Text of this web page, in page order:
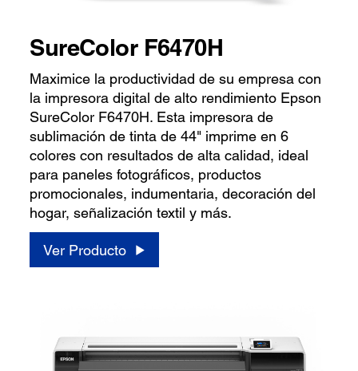
SureColor F6470H
Maximice la productividad de su empresa con
la impresora digital de alto rendimiento Epson
SureColor F6470H. Esta impresora de
sublimación de tinta de 44" imprime en 6
colores con resultados de alta calidad, ideal
para paneles fotográficos, productos
promocionales, indumentaria, decoración del
hogar, señalización textil y más.
Ver Producto